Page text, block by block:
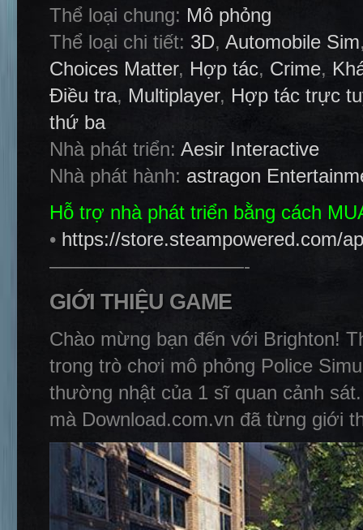
Thể loại chung: Mô phỏng
Thể loại chi tiết: 3D, Automobile Sim
Choices Matter, Hợp tác, Crime,
Điều tra, Multiplayer, Hợp tác trực
thứ ba
Nhà phát triển: Aesir Interactive
Nhà phát hành: astragon
Hỗ trợ nhà phát triển bằng cách
• https://store.steampowered.com/
——————————-
GIỚI THIỆU GAME
Chào mừng bạn đến với Brighton!
trong trò chơi mô phỏng Police
thường nhật của 1 sĩ quan cảnh
mà Download.com.vn đã từng giới